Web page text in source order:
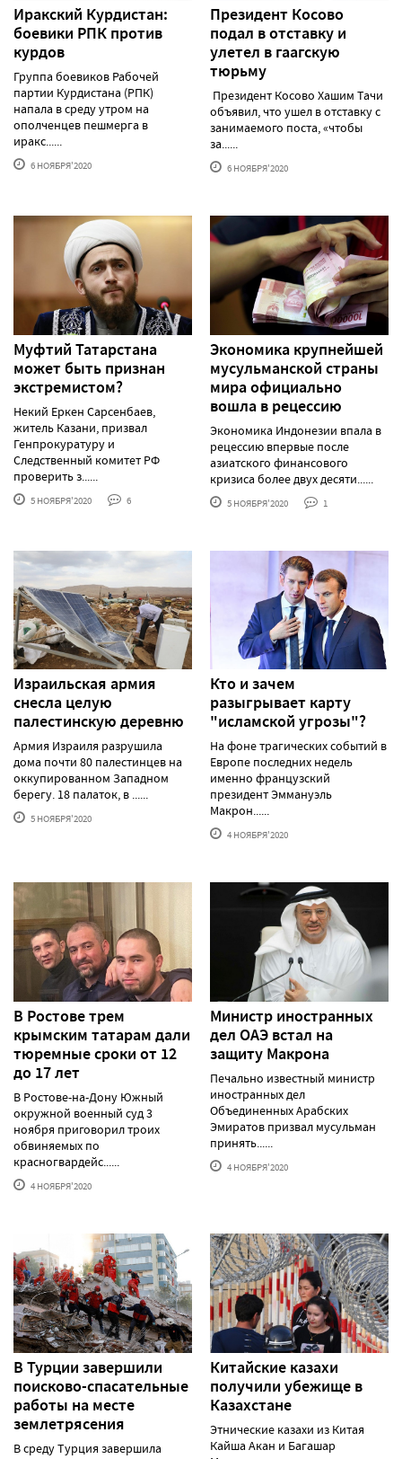
Иракский Курдистан:
боевики РПК против
курдов
Группа боевиков Рабочей
партии Курдистана (РПК)
напала в среду утром на
ополченцев пешмерга в
иракс......
6 НОЯБРЯ'2020
Президент Косово
подал в отставку и
улетел в гаагскую
тюрьму
Президент Косово Хашим Тачи
объявил, что ушел в отставку с
занимаемого поста, «чтобы
за......
6 НОЯБРЯ'2020
Муфтий Татарстана
может быть признан
экстремистом?
Некий Еркен Сарсенбаев,
житель Казани, призвал
Генпрокуратуру и
Следственный комитет РФ
проверить з......
5 НОЯБРЯ'2020 6
Экономика крупнейшей
мусульманской страны
мира официально
вошла в рецессию
Экономика Индонезии впала в
рецессию впервые после
азиатского финансового
кризиса более двух десяти......
5 НОЯБРЯ'2020 1
Израильская армия
снесла целую
палестинскую деревню
Армия Израиля разрушила
дома почти 80 палестинцев на
оккупированном Западном
берегу. 18 палаток, в ......
5 НОЯБРЯ'2020
Кто и зачем
разыгрывает карту
"исламской угрозы"?
На фоне трагических событий в
Европе последних недель
именно французский
президент Эммануэль
Макрон......
4 НОЯБРЯ'2020
В Ростове трем
крымским татарам дали
тюремные сроки от 12
до 17 лет
В Ростове-на-Дону Южный
окружной военный суд 3
ноября приговорил троих
обвиняемых по
красногвардейс......
4 НОЯБРЯ'2020
Министр иностранных
дел ОАЭ встал на
защиту Макрона
Печально известный министр
иностранных дел
Объединенных Арабских
Эмиратов призвал мусульман
принять......
4 НОЯБРЯ'2020
В Турции завершили
поисково-спасательные
работы на месте
землетрясения
В среду Турция завершила
Китайские казахи
получили убежище в
Казахстане
Этнические казахи из Китая
Кайша Акан и Багашар